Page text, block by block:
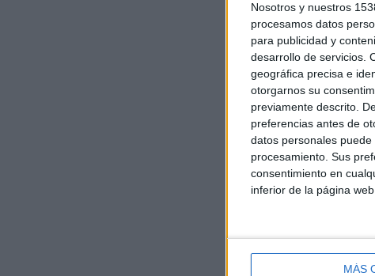
Nosotros y nuestros
procesamos datos
para publicidad y
desarrollo de servicios.
geográfica precisa e
otorgarnos su
previamente descrito.
preferencias antes de
datos personales
procesamiento. Sus
consentimiento en
inferior de la página web.
MÁS